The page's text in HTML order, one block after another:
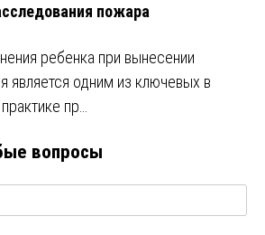
пожара
ребенка при вынесении
является одним из ключевых в
пр…
вопросы